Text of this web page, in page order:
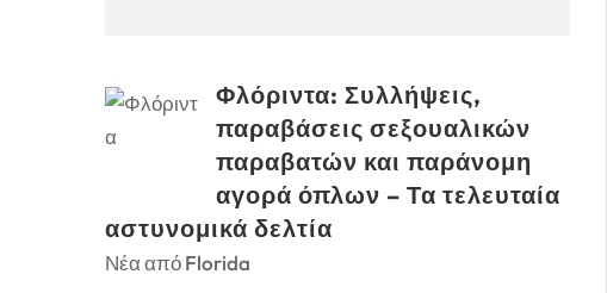
Φλόριντα: Συλλήψεις,
παραβάσεις σεξουαλικών
παραβατών και παράνομη
αγορά όπλων – Τα τελευταία
αστυνομικά δελτία
Νέα από Florida